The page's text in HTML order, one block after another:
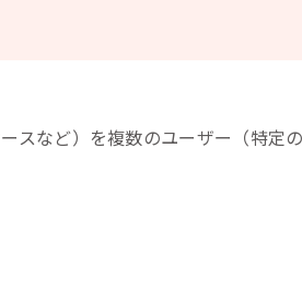
など）を複数のユーザー（特定